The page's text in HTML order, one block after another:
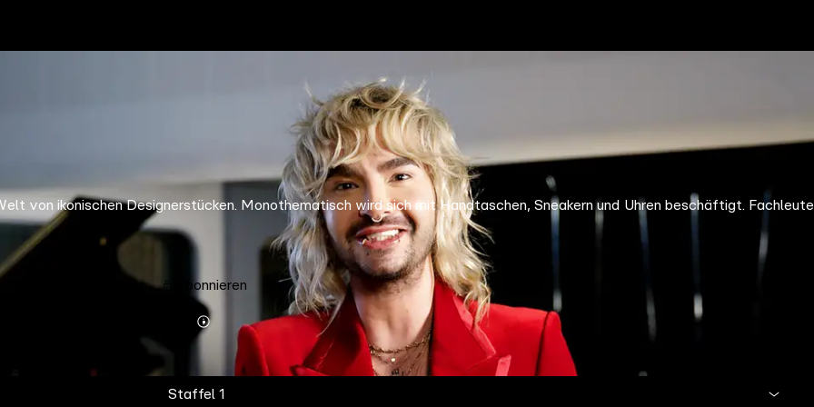
von ikonischen Designerstücken. Monothematisch wird sich mit Handtaschen, Sneakern und Uhren beschäftigt. Fachleute
Abonnieren
Mehr
Details
Staffel 1